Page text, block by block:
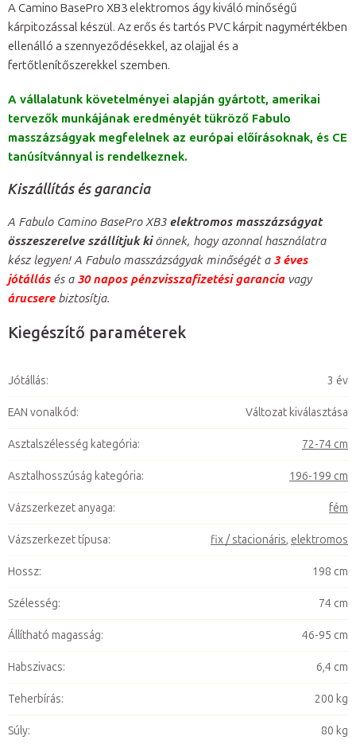
A Camino BasePro XB3 elektromos ágy kiváló minőségű
kárpitozással készül. Az erős és tartós PVC kárpit nagymértékben
ellenálló a szennyeződésekkel, az olajjal és a
fertőtlenítőszerekkel szemben.
A vállalatunk követelményei alapján gyártott, amerikai
tervezők munkájának eredményét tükröző Fabulo
masszázságyak megfelelnek az európai előírásoknak, és CE
tanúsítvánnyal is rendelkeznek.
Kiszállítás és garancia
A Fabulo Camino BasePro XB3 elektromos masszázságyat
összeszerelve szállítjuk kiönnek, hogy azonnal használatra
kész legyen! A Fabulo masszázságyak minőségét a 3 éves
jótállás és a 30 napos pénzvisszafizetési garancia vagy
árucsere biztosítja.
Kiegészítő paraméterek
Jótállás: 3 év
EAN vonalkód: Változat kiválasztása
Asztalszélesség kategória: 72-74 cm
Asztalhosszúság kategória: 196-199 cm
Vázszerkezet anyaga: fém
Vázszerkezet típusa: fix / stacionáris, elektromos
Hossz: 198 cm
Szélesség: 74 cm
Állítható magasság: 46-95 cm
Habszivacs: 6,4 cm
Teherbírás: 200 kg
Súly: 80 kg